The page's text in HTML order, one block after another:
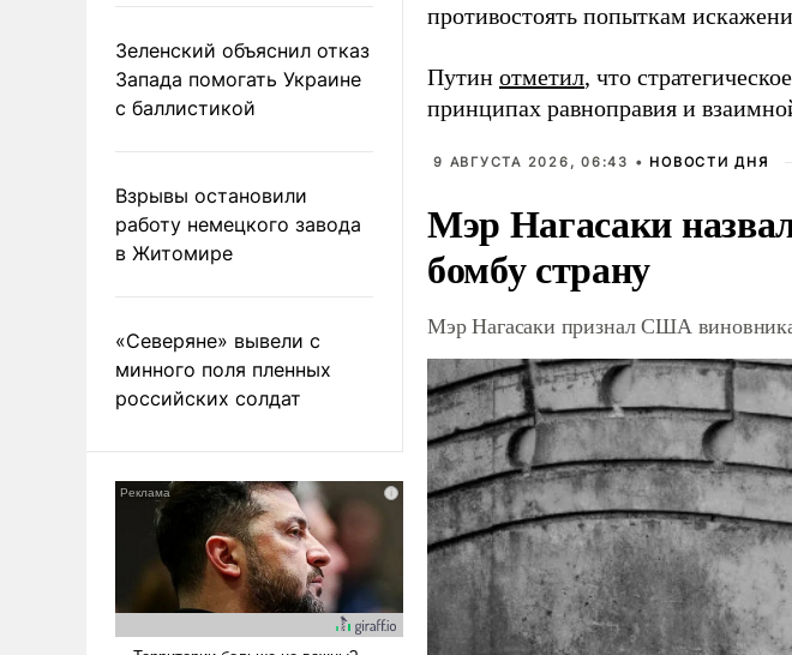
Зеленский объяснил отказ
Запада помогать Украине
с баллистикой
Взрывы остановили
работу немецкого завода
в Житомире
«Северяне» вывели с
минного поля пленных
российских солдат
противостоять попыткам
Путин отметил, что
принципах равноправия и
9 АВГУСТА 2026, 06:43 • НОВОСТИ ДНЯ
Мэр Нагасаки
бомбу страну
Мэр Нагасаки признал США